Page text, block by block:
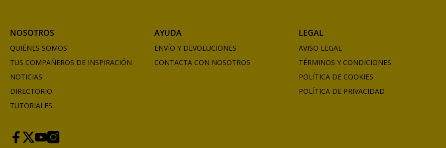
NOSOTROS
QUIÉNES SOMOS
TUS COMPAÑEROS DE INSPIRACIÓN
NOTICIAS
DIRECTORIO
TUTORIALES
AYUDA
ENVÍO Y DEVOLUCIONES
CONTACTA CON NOSOTROS
LEGAL
AVISO LEGAL
TÉRMINOS Y CONDICIONES
POLÍTICA DE COOKIES
POLÍTICA DE PRIVACIDAD